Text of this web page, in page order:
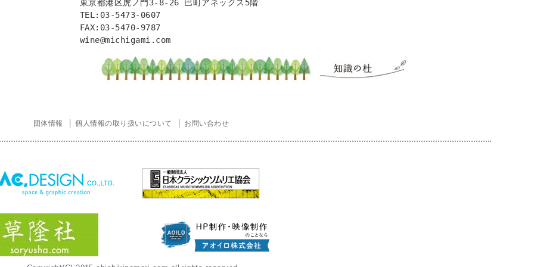
東京都港区虎ノ門3-8-26 巴町アネックス5階
TEL:03-5473-0607
FAX:03-5470-9787
団体情報 個人情報の取り扱いについて お問い合わせ